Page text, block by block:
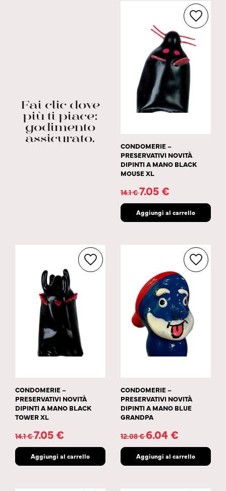
Fai clic dove
più ti piace:
godimento
assicurato.
CONDOMERIE –
PRESERVATIVI NOVITÀ
DIPINTI A MANO BLACK
MOUSE XL
14.1€7.05€
Aggiungi al carrello
CONDOMERIE –
PRESERVATIVI NOVITÀ
DIPINTI A MANO BLACK
TOWER XL
14.1€7.05€
Aggiungi al carrello
CONDOMERIE –
PRESERVATIVI NOVITÀ
DIPINTI A MANO BLUE
GRANDPA
12.08€ 6.04€
Aggiungi al carrello